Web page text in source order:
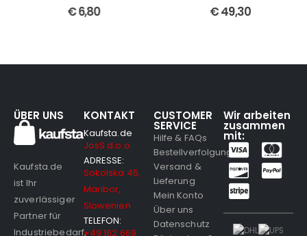
out of 5
€6,80 out of 5
€49,30
ÜBER UNS
Kaufsta.de
ist Ihr
zuverlässiger
Partner für
Industriebedarf,
KONTAKT
Kaufsta.de
JosS d.o.o.
ADRESSE:
Sokolska 45,
Maribor,
Slowenien
TELEFON:
+49 162 669
CUSTOMER
SERVICE
Hilfe & FAQs
Bestellverfolgung
Versand &
Lieferung
Mein Konto
Über uns
Datenschutz
Wir arbeiten
zusammen
mit: